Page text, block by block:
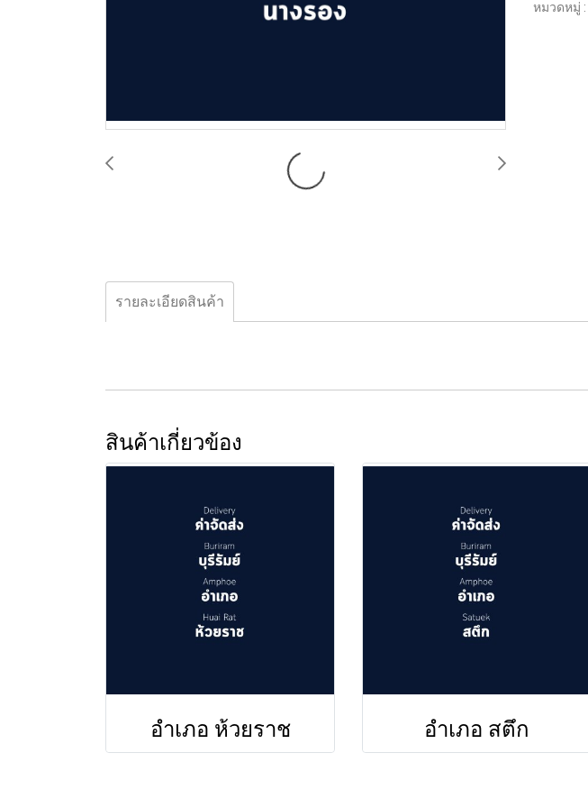
หมวดหมู่ :
รายละเอียดสินค้า
สินค้าเกี่ยวข้อง
อำเภอ ห้วยราช อำเภอ สตึก